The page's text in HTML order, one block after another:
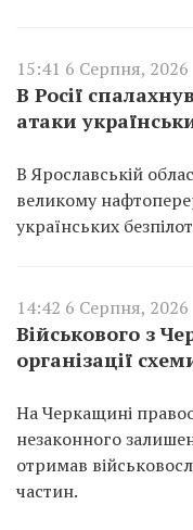
15:41 6 Серпня, 2026
В Росії
атаки
В Ярославській
великому
українських
14:42 6 Серпня, 2026
Військового з
організації
На Черкащині
незаконного
отримав
частин.